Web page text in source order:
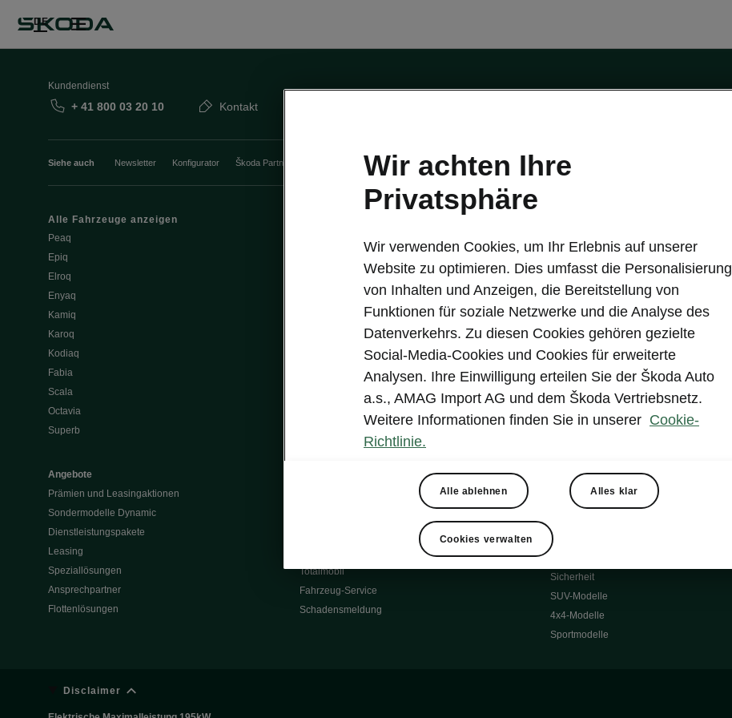
DE
Kundendienst
+ 41 800 03 20 10 Kontakt
Siehe auch Newsletter Konfigurator Škoda Partner
Alle Fahrzeuge anzeigen
Peaq
Epiq
Elroq
Enyaq
Kamiq
Karoq
Kodiaq
Fabia
Scala
Octavia
Superb
Angebote
Prämien und Leasingaktionen
Sondermodelle Dynamic
Dienstleistungspakete
Leasing
Speziallösungen
Ansprechpartner
Flottenlösungen
Software Update
ME3.7 Software Update
Öffentliches Laden
Zuhause laden
Batterie und Reichweite
Škoda Vision O
Totalmobil
Fahrzeug-Service
Schadensmeldung
Škoda Connect
MyŠkoda App
3G Sunset
Verfügbarkeitsliste
Original Zubehör-Kataloge
Winterräder
Transportsysteme
Komfort & Ausstattung
Occasionen
Sicherheit
SUV-Modelle
4x4-Modelle
Sportmodelle
Disclaimer
Wir achten Ihre
Privatsphäre
Wir verwenden Cookies, um Ihr Erlebnis auf unserer
Website zu optimieren. Dies umfasst die Personalisierung
von Inhalten und Anzeigen, die Bereitstellung von
Funktionen für soziale Netzwerke und die Analyse des
Datenverkehrs. Zu diesen Cookies gehören gezielte
Social-Media-Cookies und Cookies für erweiterte
Analysen. Ihre Einwilligung erteilen Sie der Škoda Auto
a.s., AMAG Import AG und dem Škoda Vertriebsnetz.
Weitere Informationen finden Sie in unserer Cookie-
Richtlinie.
Alle ablehnen Alles klar
Cookies verwalten